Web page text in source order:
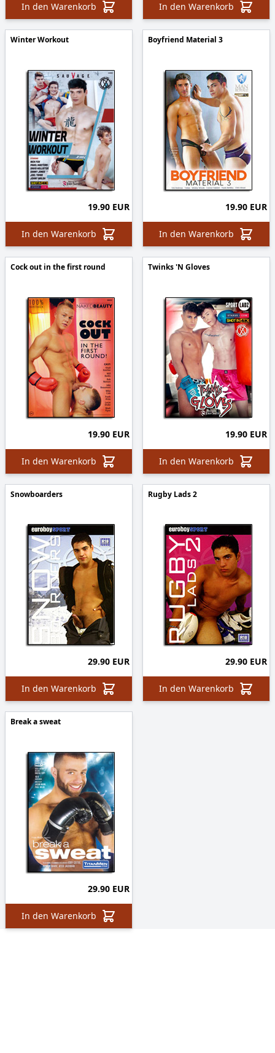
In den Warenkorb In den Warenkorb
Winter Workout
19.90 EUR
In den Warenkorb
Boyfriend Material 3
19.90 EUR
In den Warenkorb
Cock out in the first round
19.90 EUR
In den Warenkorb
Twinks 'N Gloves
19.90 EUR
In den Warenkorb
Snowboarders
29.90 EUR
In den Warenkorb
Rugby Lads 2
29.90 EUR
In den Warenkorb
Break a sweat
29.90 EUR
In den Warenkorb